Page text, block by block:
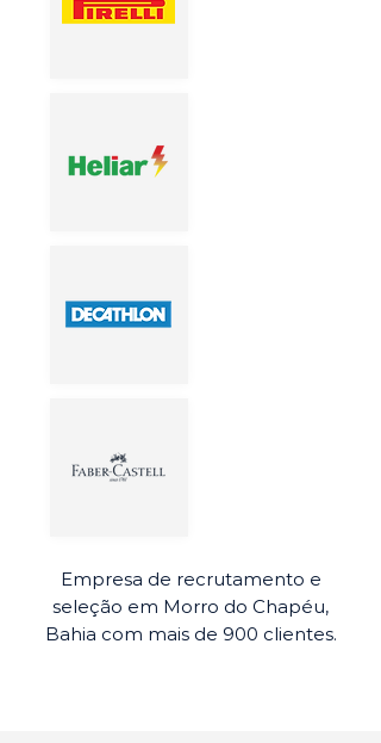
Empresa de recrutamento e
seleção em Morro do Chapéu,
Bahia com mais de 900 clientes.